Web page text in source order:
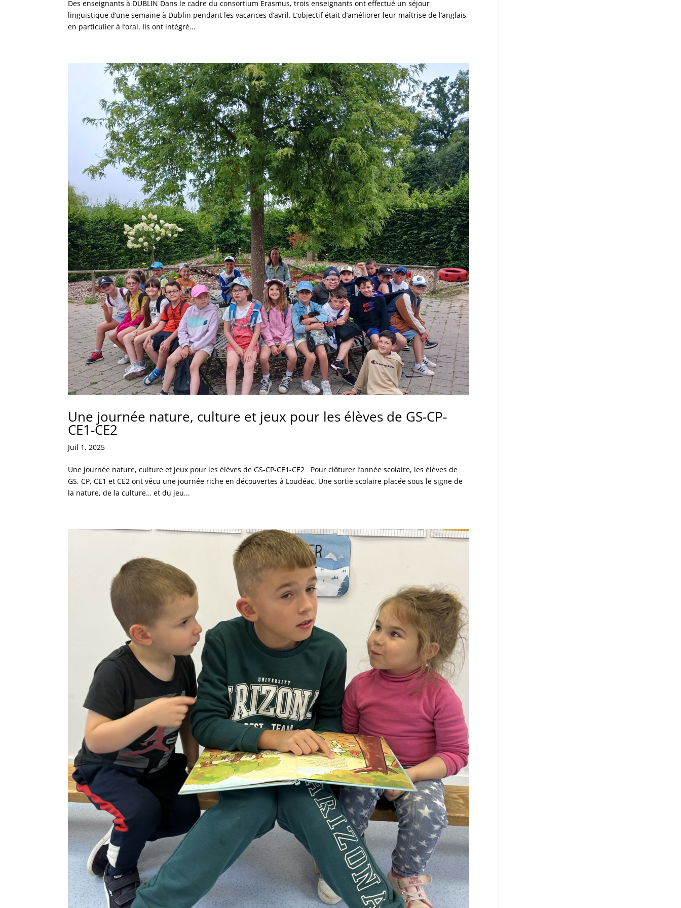
Des enseignants à DUBLIN Dans le cadre du consortium Erasmus, trois enseignants ont effectué un séjour
linguistique d’une semaine à Dublin pendant les vacances d’avril. L’objectif était d’améliorer leur maîtrise de l’anglais,
en particulier à l’oral. Ils ont intégré...
Une journée nature, culture et jeux pour les élèves de GS-CP-
CE1-CE2
Juil 1, 2025
Une journée nature, culture et jeux pour les élèves de GS-CP-CE1-CE2 Pour clôturer l’année scolaire, les élèves de
GS, CP, CE1 et CE2 ont vécu une journée riche en découvertes à Loudéac. Une sortie scolaire placée sous le signe de
la nature, de la culture… et du jeu...